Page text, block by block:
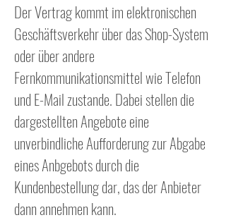
Der Vertrag kommt im elektronischen
Geschäftsverkehr über das Shop-System
oder über andere
Fernkommunikationsmittel wie Telefon
und E-Mail zustande. Dabei stellen die
dargestellten Angebote eine
unverbindliche Aufforderung zur Abgabe
eines Anbgebots durch die
Kundenbestellung dar, das der Anbieter
dann annehmen kann.